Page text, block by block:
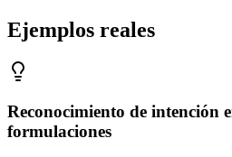
Ejemplos reales
Reconocimiento de intención
formulaciones